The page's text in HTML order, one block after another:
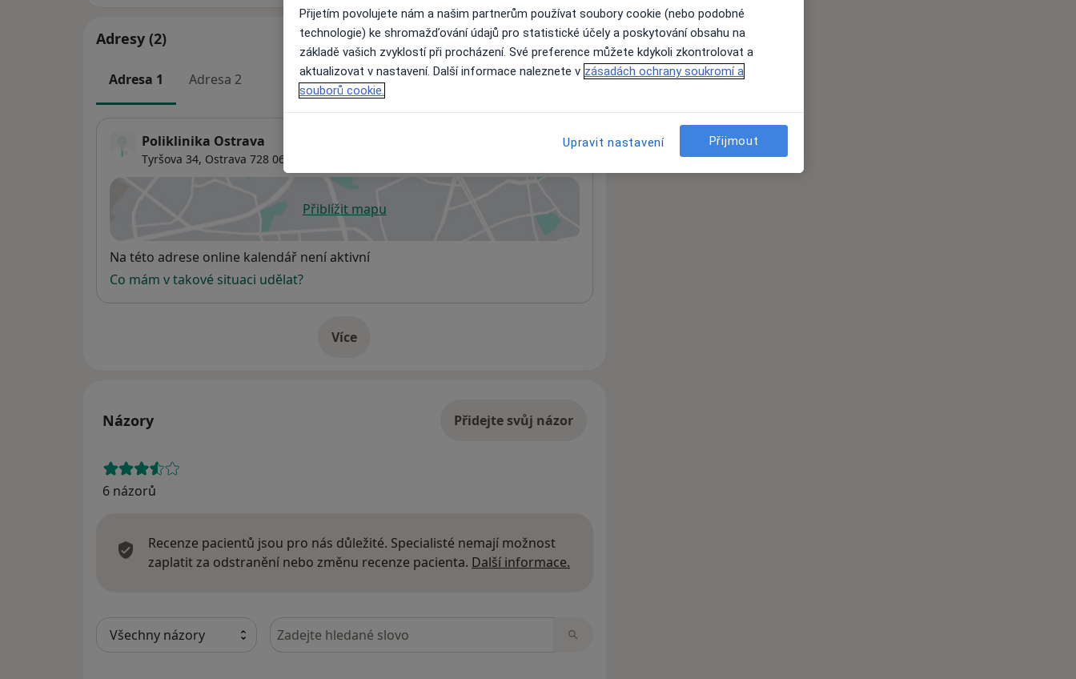
Adresy (2)
Adresa 1 Adresa 2
Poliklinika Ostrava
Tyršova 34, Ostrava 728 06
Přiblížit mapuse otevře v nové záložce
Dostupnost
Na této adrese online kalendář není aktivní
Co mám v takové situaci udělat?
Víceo adrese
Názory Přidejte svůj názor
6 názorů
Recenze pacientů jsou pro nás důležité. Specialisté nemají možnost
zaplatit za odstranění nebo změnu recenze pacienta. Další informace.
Hledejte v názorech
Přijetím povolujete nám a našim partnerům používat soubory cookie (nebo podobné
technologie) ke shromažďování údajů pro statistické účely a poskytování obsahu na
základě vašich zvyklostí při procházení. Své preference můžete kdykoli zkontrolovat a
aktualizovat v nastavení. Další informace naleznete v zásadách ochrany soukromí a
souborů cookie.
Upravit nastavení Přijmout